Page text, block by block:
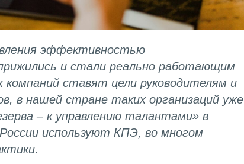
эффективностью
и стали реально работающим
ставят цели руководителям и
в нашей стране таких организаций уже
– к управлению талантами» в
используют КПЭ, во многом